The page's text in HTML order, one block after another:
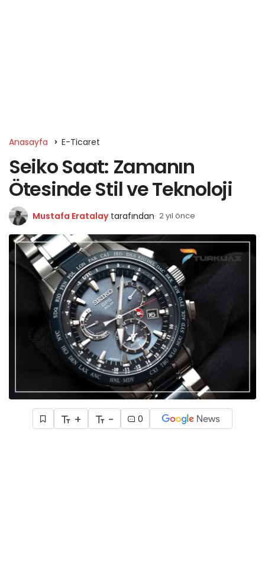
Anasayfa E-Ticaret
Seiko Saat: Zamanın
Ötesinde Stil ve Teknoloji
Mustafa Eratalay tarafından 2 yıl önce
+ - 0